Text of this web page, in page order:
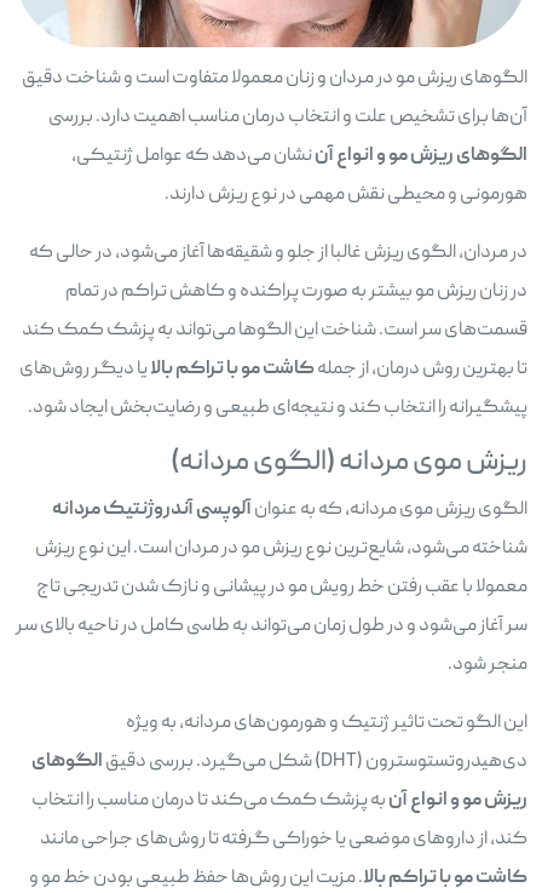
الگوهای ریزش مو در مردان و زنان معمولا متفاوت است و شناخت دقیق
آن‌ها برای تشخیص علت و انتخاب درمان مناسب اهمیت دارد. بررسی
الگوهای ریزش مو و انواع آننشان می‌دهد که عوامل ژنتیکی،
هورمونی و محیطی نقش مهمی در نوع ریزش دارند.
در مردان، الگوی ریزش غالبا از جلو و شقیقه‌ها آغاز می‌شود، در حالی که
در زنان ریزش مو بیشتر به صورت پراکنده و کاهش تراکم در تمام
قسمت‌های سر است. شناخت این الگوها می‌تواند به پزشک کمک کند
تا بهترین روش درمان، از جملهکاشت مو با تراکم بالایا دیگر روش‌های
پیشگیرانه را انتخاب کند و نتیجه‌ای طبیعی و رضایت‌بخش ایجاد شود.
ریزش موی مردانه (الگوی مردانه)
الگوی ریزش موی مردانه، که به عنوانآلوپسی آندروژنتیک مردانه
شناخته می‌شود، شایع‌ترین نوع ریزش مو در مردان است. این نوع ریزش
معمولا با عقب رفتن خط رویش مو در پیشانی و نازک شدن تدریجی تاج
سر آغاز می‌شود و در طول زمان می‌تواند به طاسی کامل در ناحیه بالای سر
منجر شود.
این الگو تحت تاثیر ژنتیک و هورمون‌های مردانه، به ویژه
دی‌هیدروتستوسترون (DHT) شکل می‌گیرد. بررسی دقیق
الگوهای
ریزش مو و انواع آنبه پزشک کمک می‌کند تا درمان مناسب را انتخاب
کند، از داروهای موضعی یا خوراکی گرفته تا روش‌های جراحی مانند
کاشت مو با تراکم بالا. مزیت این روش‌ها حفظ طبیعی بودن خط مو و